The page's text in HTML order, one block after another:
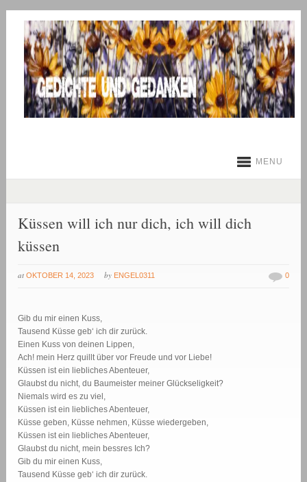
MENU
Küssen will ich nur dich, ich will dich
küssen
at OKTOBER 14, 2023 by ENGEL0311 0
Gib du mir einen Kuss,
Tausend Küsse geb‘ ich dir zurück.
Einen Kuss von deinen Lippen,
Ach! mein Herz quillt über vor Freude und vor Liebe!
Küssen ist ein liebliches Abenteuer,
Glaubst du nicht, du Baumeister meiner Glückseligkeit?
Niemals wird es zu viel,
Küssen ist ein liebliches Abenteuer,
Küsse geben, Küsse nehmen, Küsse wiedergeben,
Küssen ist ein liebliches Abenteuer,
Glaubst du nicht, mein bessres Ich?
Gib du mir einen Kuss,
Tausend Küsse geb‘ ich dir zurück.